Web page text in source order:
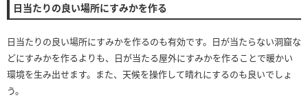
日当たりの良い場所にすみかを作る
日当たりの良い場所にすみかを作るのも有効です。日が当たらない洞窟な
どにすみかを作るよりも、日が当たる屋外にすみかを作ることで暖かい
環境を生み出せます。また、天候を操作して晴れにするのも良いでしょ
う。